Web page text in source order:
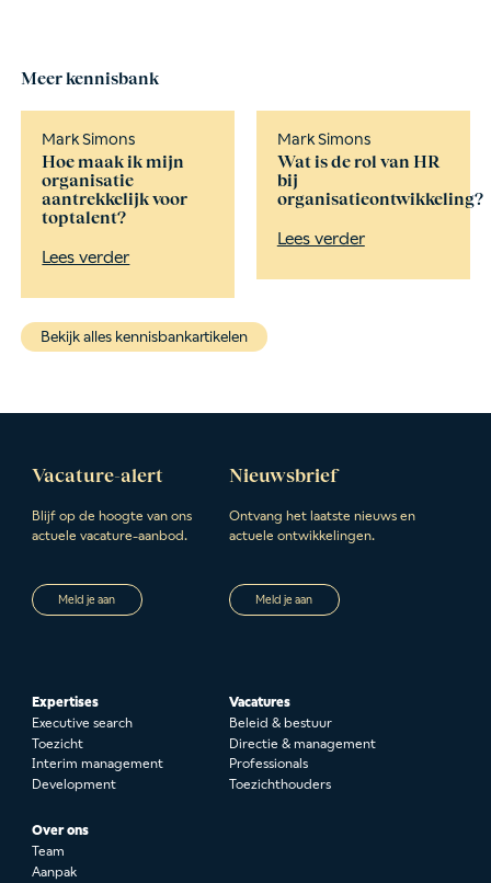
Meer kennisbank
Mark Simons
Hoe maak ik mijn
organisatie
aantrekkelijk voor
toptalent?
Lees verder
Mark Simons
Wat is de rol van HR
bij
organisatieontwikkeling?
Lees verder
Bekijk alles kennisbankartikelen
Vacature-alert
Blijf op de hoogte van ons
actuele vacature-aanbod.
Meld je aan
Nieuwsbrief
Ontvang het laatste nieuws en
actuele ontwikkelingen.
Meld je aan
Expertises
Executive search
Toezicht
Interim management
Development
Vacatures
Beleid & bestuur
Directie & management
Professionals
Toezichthouders
Over ons
Team
Aanpak